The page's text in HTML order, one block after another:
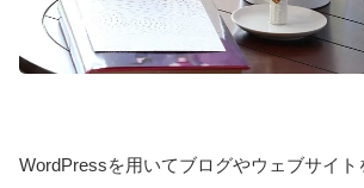
WordPressを用いてブログやウェブサイト